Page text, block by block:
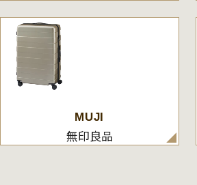
MUJI
無印良品